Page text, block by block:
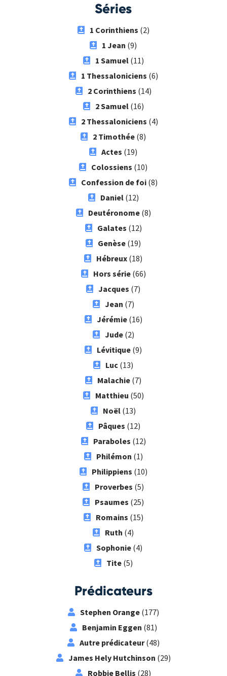
Séries
1 Corinthiens (2)
1 Jean (9)
1 Samuel(11)
1 Thessaloniciens (6)
2 Corinthiens (14)
2 Samuel(16)
2 Thessaloniciens (4)
2 Timothée (8)
Actes (19)
Colossiens (10)
Confession de foi (8)
Daniel(12)
Deutéronome(8)
Galates (12)
Genèse (19)
Hébreux (18)
Hors série(66)
Jacques (7)
Jean (7)
Jérémie(16)
Jude(2)
Lévitique (9)
Luc (13)
Malachie (7)
Matthieu (50)
Noël (13)
Pâques (12)
Paraboles (12)
Philémon (1)
Philippiens (10)
Proverbes (5)
Psaumes (25)
Romains (15)
Ruth (4)
Sophonie (4)
Tite(5)
Prédicateurs
Stephen Orange(177)
Benjamin Eggen (81)
Autre prédicateur(48)
James Hely Hutchinson (29)
Robbie Bellis (28)